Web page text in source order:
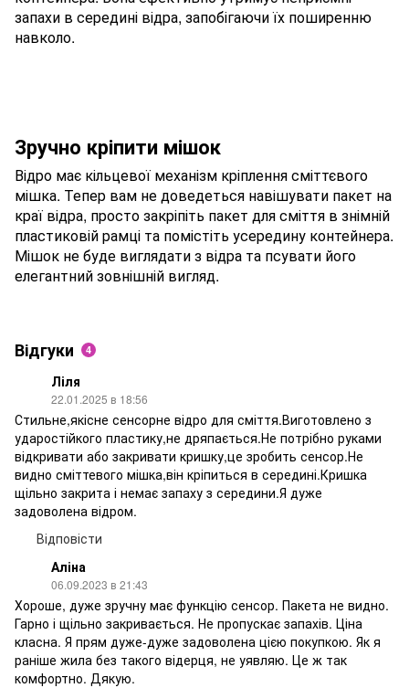
запахи в середині відра, запобігаючи їх поширенню
навколо.
Зручно кріпити мішок
Відро має кільцевої механізм кріплення сміттєвого
мішка. Тепер вам не доведеться навішувати пакет на
краї відра, просто закріпіть пакет для сміття в знімній
пластиковій рамці та помістіть усередину контейнера.
Мішок не буде виглядати з відра та псувати його
елегантний зовнішній вигляд.
Відгуки 4
Ліля
22.01.2025 в 18:56
Стильне,якісне сенсорне відро для сміття.Виготовлено з
ударостійкого пластику,не дряпається.Не потрібно руками
відкривати або закривати кришку,це зробить сенсор.Не
видно сміттевого мішка,він кріпиться в середині.Кришка
щільно закрита і немає запаху з середини.Я дуже
задоволена відром.
Відповісти
Аліна
06.09.2023 в 21:43
Хороше, дуже зручну має функцію сенсор. Пакета не видно.
Гарно і щільно закривається. Не пропускає запахів. Ціна
класна. Я прям дуже-дуже задоволена цією покупкою. Як я
раніше жила без такого відерця, не уявляю. Це ж так
комфортно. Дякую.